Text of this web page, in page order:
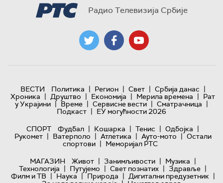
Радио Телевизија Србије
ВЕСТИ Политика | Регион | Свет | Србија данас |
Хроника | Друштво | Економија | Мерила времена | Рат
у Украјини | Време | Сервисне вести | Сматрачница |
Подкаст | ЕУ могућности 2026
СПОРТ
Фудбал | Кошарка | Тенис | Одбојка |
Рукомет | Ватерполо | Атлетика | Ауто-мото | Остали
спортови | Меморијал РТС
МАГАЗИН
Живот | Занимљивости | Музика |
Технологијa | Путујемо | Свет познатих | Здравље |
Филм и ТВ | Наука | Природа | Дигитални предузетник |